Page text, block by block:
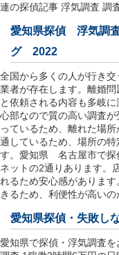
連の探偵記事 浮気調査 調
愛知県探偵 浮気調
グ 2022
全国から多くの人が行き
業者が存在します。離婚
と依頼される内容も多岐
心部なので質の高い調査
っているため、離れた場
通しているため、場所の
す。愛知県 名古屋市で探
ネットの2通りあります。
れるため安心感がありま
きるため、利便性が高いの
愛知県探偵・失敗し
愛知県で探偵・浮気調査